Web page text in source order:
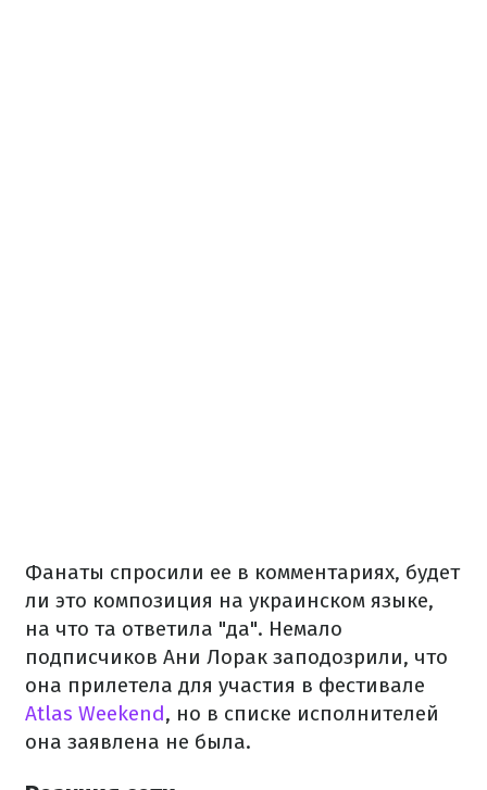
Фанаты спросили ее в комментариях, будет
ли это композиция на украинском языке,
на что та ответила "да". Немало
подписчиков Ани Лорак заподозрили, что
она прилетела для участия в фестивале
Atlas Weekend, но в списке исполнителей
она заявлена не была.